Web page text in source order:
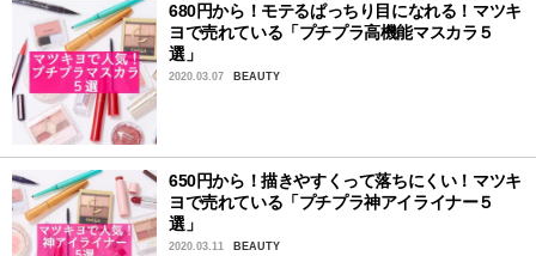
680円から！モテるぱっちり目になれる！マツキ
ヨで売れている「プチプラ高機能マスカラ５
選」
2020.03.07 BEAUTY
650円から！描きやすくって落ちにくい！マツキ
ヨで売れている「プチプラ神アイライナー５
選」
2020.03.11 BEAUTY